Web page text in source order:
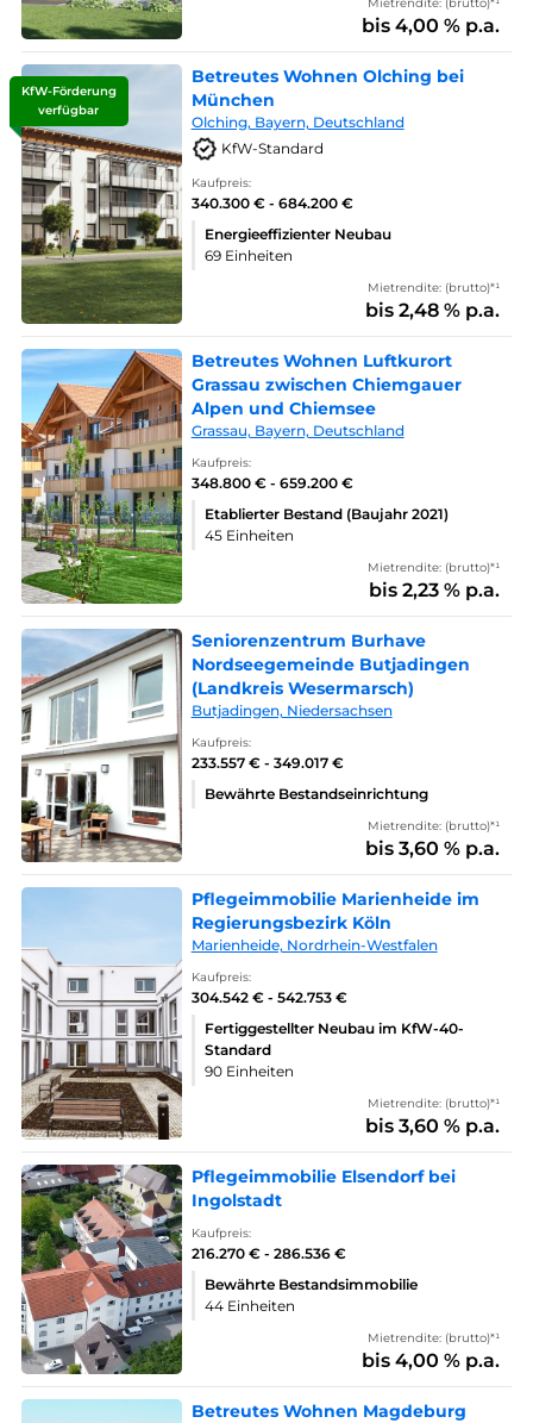
bis 4,00 % p.a.
KfW-Förderung
verfügbar
Betreutes Wohnen Olching bei
München
Olching, Bayern, Deutschland
KfW-Standard
Kaufpreis:
340.300 € - 684.200 €
Energieeffizienter Neubau
69 Einheiten
Mietrendite: (brutto)*¹
bis 2,48 % p.a.
Betreutes Wohnen Luftkurort
Grassau zwischen Chiemgauer
Alpen und Chiemsee
Grassau, Bayern, Deutschland
Kaufpreis:
348.800 € - 659.200 €
Etablierter Bestand (Baujahr 2021)
45 Einheiten
Mietrendite: (brutto)*¹
bis 2,23 % p.a.
Seniorenzentrum Burhave
Nordseegemeinde Butjadingen
(Landkreis Wesermarsch)
Butjadingen, Niedersachsen
Kaufpreis:
233.557 € - 349.017 €
Bewährte Bestandseinrichtung
Mietrendite: (brutto)*¹
bis 3,60 % p.a.
Pflegeimmobilie Marienheide im
Regierungsbezirk Köln
Marienheide, Nordrhein-Westfalen
Kaufpreis:
304.542 € - 542.753 €
Fertiggestellter Neubau im KfW-40-
Standard
90 Einheiten
Mietrendite: (brutto)*¹
bis 3,60 % p.a.
Pflegeimmobilie Elsendorf bei
Ingolstadt
Kaufpreis:
216.270 € - 286.536 €
Bewährte Bestandsimmobilie
44 Einheiten
Mietrendite: (brutto)*¹
bis 4,00 % p.a.
Betreutes Wohnen Magdeburg